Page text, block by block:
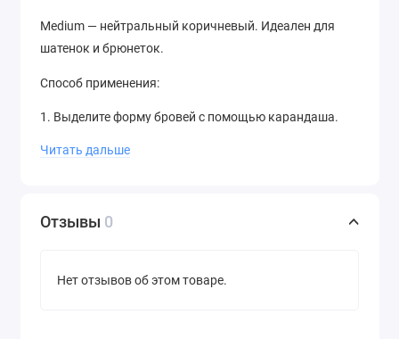
Medium — нейтральный коричневый. Идеален для
шатенок и брюнеток.
Способ применения:
1. Выделите форму бровей с помощью карандаша.
2. Растушуйте с помощью щеточки.
BrowBar или фиксирующей сывороткой для бровей и
Для создания максимально естественного эффекта —
Читать дальше
Отзывы 0
Нет отзывов об этом товаре.